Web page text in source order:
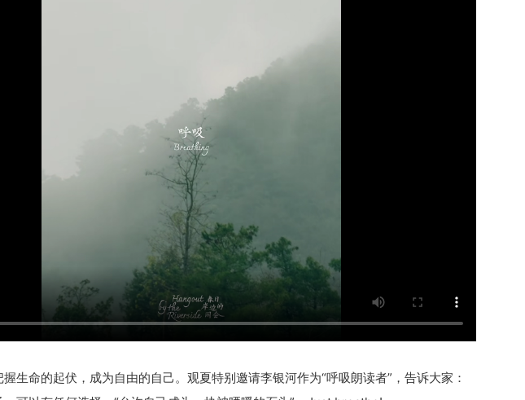
生命的起伏，成为自由的自己。观夏特别邀请李银河作为“呼吸朗读者”，告诉大家：